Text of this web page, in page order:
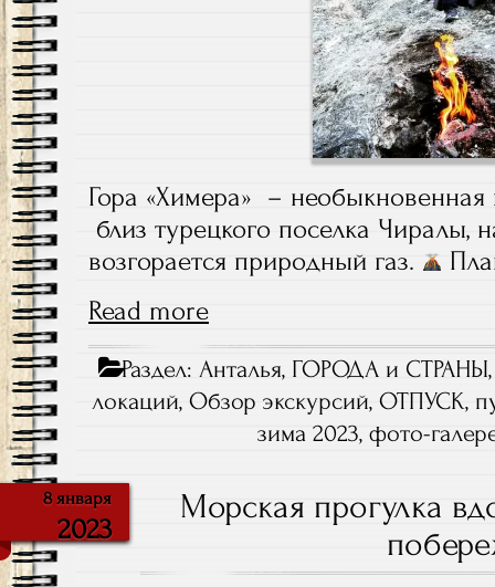
Гора «Химера» –
близ турецкого поселка Чиралы,
возгорается природный газ.
Read more
Раздел:Анталья, ГОРОДА и СТРАНЫ
локаций,Обзор экскурсий,ОТПУСК,
зима 2023,фото-
8 января
2023
Морская прогулка